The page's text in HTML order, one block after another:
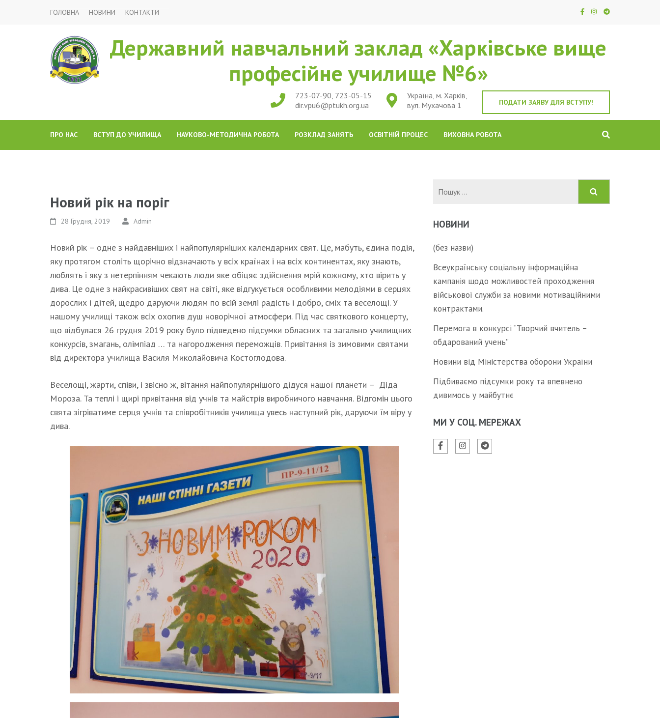
ГОЛОВНА НОВИНИ КОНТАКТИ
Державний навчальний заклад «Харківське вище
професійне училище №6»
ПОДАТИ ЗАЯВУ ДЛЯ ВСТУПУ!
Україна, м. Харків,
вул. Мухачова 1
723-07-90, 723-05-15
dir.vpu6@ptukh.org.ua
ПРО НАС ВСТУП ДО УЧИЛИЩА НАУКОВО-МЕТОДИЧНА РОБОТА РОЗКЛАД ЗАНЯТЬ ОСВІТНІЙ ПРОЦЕС ВИХОВНА РОБОТА
Новий рік на поріг
28 Грудня, 2019 Admin
Новий рік – одне з найдавніших і найпопулярніших календарних свят. Це, мабуть, єдина подія,
яку протягом століть щорічно відзначають у всіх країнах і на всіх континентах, яку знають,
люблять і яку з нетерпінням чекають люди яке обіцяє здійснення мрій кожному, хто вірить у
дива. Це одне з найкрасивіших свят на світі, яке відгукується особливими мелодіями в серцях
дорослих і дітей, щедро даруючи людям по всій землі радість і добро, сміх та веселощі. У
нашому училищі також всіх охопив душ новорічної атмосфери. Під час святкового концерту,
що відбулася 26 грудня 2019 року було підведено підсумки обласних та загально училищних
конкурсів, змагань, олімпіад … та нагородження переможців. Привітання із зимовими святами
від директора училища Василя Миколайовича Костоглодова.
Веселощі, жарти, співи, і звісно ж, вітання найпопулярнішого дідуся нашої планети – Діда
Мороза. Та теплі і щирі привітання від учнів та майстрів виробничого навчання. Відгомін цього
свята зігріватиме серця учнів та співробітників училища увесь наступний рік, даруючи їм віру у
дива.
Пошук:
НОВИНИ
(без назви)
Всеукраїнську соціальну інформаційна
кампанія щодо можливостей проходження
військової служби за новими мотиваційними
контрактами.
Перемога в конкурсі “Творчий вчитель –
обдарований учень”
Новини від Міністерства оборони України
Підбиваємо підсумки року та впевнено
дивимось у майбутнє
МИ У СОЦ. МЕРЕЖАХ